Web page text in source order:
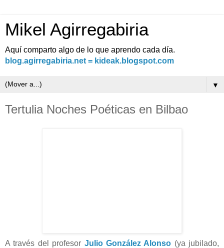
Mikel Agirregabiria
Aquí comparto algo de lo que aprendo cada día.
blog.agirregabiria.net = kideak.blogspot.com
▼
Tertulia Noches Poéticas en Bilbao
A través del profesor Julio González Alonso (ya jubilado,